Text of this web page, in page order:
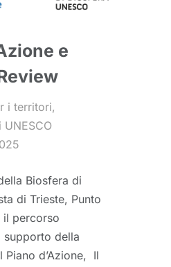
e
i territori,
UNESCO
Biosfera di
di Trieste, Punto
il percorso
supporto della
d’Azione, Il